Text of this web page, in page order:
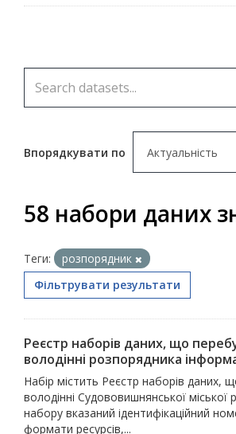
Впорядкувати по
58 набори даних
Теги:
розпорядник
Фільтрувати результати
Реєстр наборів даних, що
володінні розпорядника
Набір містить Реєстр наборів даних,
володінні Судововишнянської
набору вказаний ідентифікаційний
формати ресурсів,...